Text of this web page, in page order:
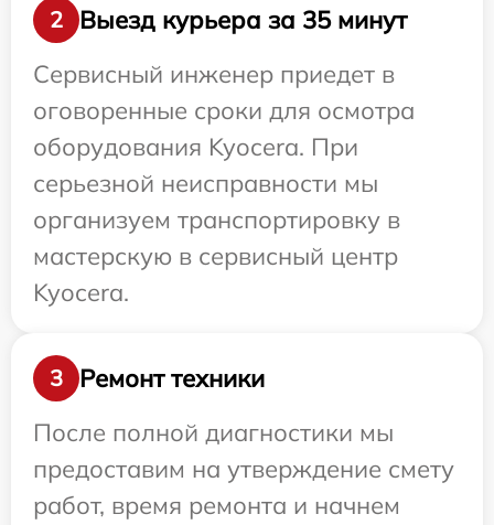
2
Выезд курьера за 35 минут
Сервисный инженер приедет в
оговоренные сроки для осмотра
оборудования Kyocera. При
серьезной неисправности мы
организуем транспортировку в
мастерскую в сервисный центр
Kyocera.
3
Ремонт техники
После полной диагностики мы
предоставим на утверждение смету
работ, время ремонта и начнем